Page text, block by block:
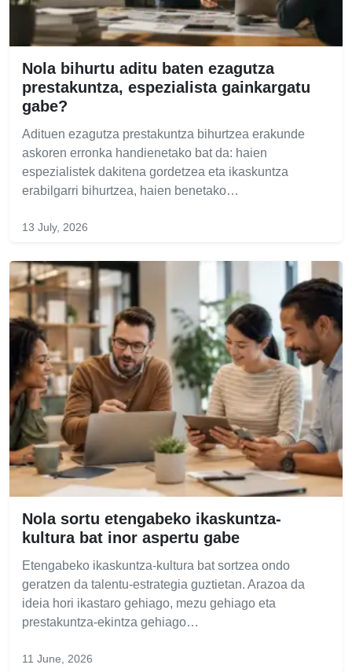
Nola bihurtu aditu baten ezagutza
prestakuntza, espezialista gainkargatu
gabe?
Adituen ezagutza prestakuntza bihurtzea erakunde
askoren erronka handienetako bat da: haien
espezialistek dakitena gordetzea eta ikaskuntza
erabilgarri bihurtzea, haien benetako…
13 July, 2026
Nola sortu etengabeko ikaskuntza-
kultura bat inor aspertu gabe
Etengabeko ikaskuntza-kultura bat sortzea ondo
geratzen da talentu-estrategia guztietan. Arazoa da
ideia hori ikastaro gehiago, mezu gehiago eta
prestakuntza-ekintza gehiago…
11 June, 2026